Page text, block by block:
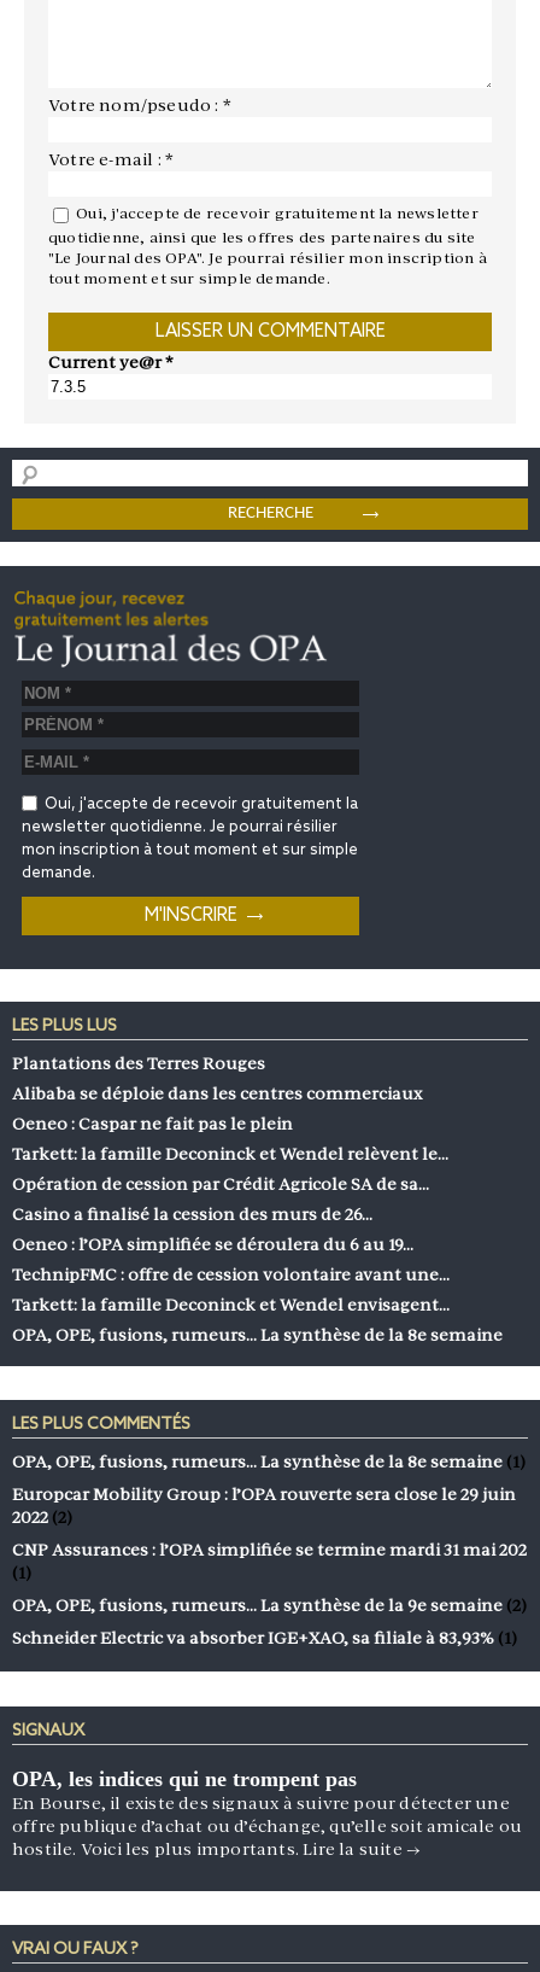
Votre nom/pseudo : *
Votre e-mail : *
Oui, j'accepte de recevoir gratuitement la newsletter
quotidienne, ainsi que les offres des partenaires du site
"Le Journal des OPA". Je pourrai résilier mon inscription à
tout moment et sur simple demande.
Current ye@r*
Oui, j'accepte de recevoir gratuitement la
newsletter quotidienne. Je pourrai résilier
mon inscription à tout moment et sur simple
demande.
LES PLUS LUS
Plantations des Terres Rouges
Alibaba se déploie dans les centres commerciaux
Oeneo : Caspar ne fait pas le plein
Tarkett: la famille Deconinck et Wendel relèvent le…
Opération de cession par Crédit Agricole SA de sa…
Casino a finalisé la cession des murs de 26…
Oeneo : l’OPA simplifiée se déroulera du 6 au 19…
TechnipFMC : offre de cession volontaire avant une…
Tarkett: la famille Deconinck et Wendel envisagent…
OPA, OPE, fusions, rumeurs… La synthèse de la 8e semaine
LES PLUS COMMENTÉS
OPA, OPE, fusions, rumeurs… La synthèse de la 8e semaine (1)
Europcar Mobility Group : l’OPA rouverte sera close le 29 juin
2022 (2)
CNP Assurances : l’OPA simplifiée se termine mardi 31 mai 202
(1)
OPA, OPE, fusions, rumeurs… La synthèse de la 9e semaine (2)
Schneider Electric va absorber IGE+XAO, sa filiale à 83,93% (1)
SIGNAUX
OPA, les indices qui ne trompent pas
En Bourse, il existe des signaux à suivre pour détecter une
offre publique d’achat ou d’échange, qu’elle soit amicale ou
hostile. Voici les plus importants.Lire la suite →
VRAI OU FAUX ?